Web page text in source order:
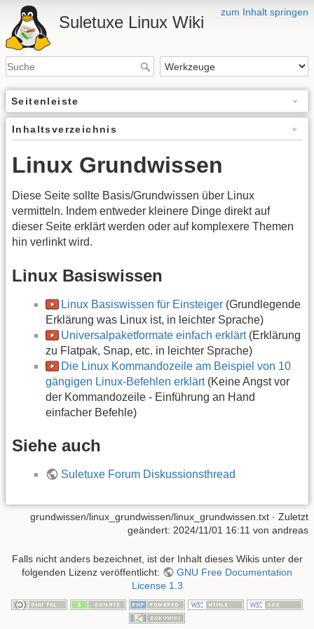
zum Inhalt springen
Suletuxe Linux Wiki
Seitenleiste
Inhaltsverzeichnis
Linux Grundwissen
Diese Seite sollte Basis/Grundwissen über Linux
vermitteln. Indem entweder kleinere Dinge direkt auf
dieser Seite erklärt werden oder auf komplexere Themen
hin verlinkt wird.
Linux Basiswissen
Linux Basiswissen für Einsteiger (Grundlegende
Erklärung was Linux ist, in leichter Sprache)
Universalpaketformate einfach erklärt(Erklärung
zu Flatpak, Snap, etc. in leichter Sprache)
Die Linux Kommandozeile am Beispiel von 10
gängigen Linux-Befehlen erklärt(Keine Angst vor
der Kommandozeile - Einführung an Hand
einfacher Befehle)
Siehe auch
Suletuxe Forum Diskussionsthread
grundwissen/linux_grundwissen/linux_grundwissen.txt · Zuletzt
geändert: 2024/11/01 16:11 von andreas
Falls nicht anders bezeichnet, ist der Inhalt dieses Wikis unter der
folgenden Lizenz veröffentlicht:
GNU Free Documentation
License 1.3